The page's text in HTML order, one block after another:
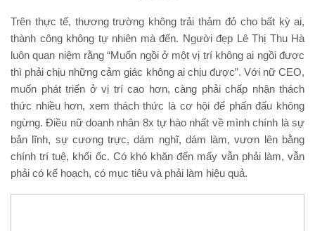
Trên thực tế, thương trường không trải thảm đỏ cho bất kỳ ai,
thành công không tự nhiên mà đến. Người đẹp Lê Thị Thu Hà
luôn quan niệm rằng “Muốn ngồi ở một vị trí không ai ngồi được
thì phải chịu những cảm giác không ai chịu được”. Với nữ CEO,
muốn phát triển ở vị trí cao hơn, càng phải chấp nhận thách
thức nhiều hơn, xem thách thức là cơ hội để phấn đấu không
ngừng. Điều nữ doanh nhân 8x tự hào nhất về mình chính là sự
bản lĩnh, sự cương trực, dám nghĩ, dám làm, vươn lên bằng
chính trí tuệ, khối ốc. Có khó khăn đến mấy vẫn phải làm, vẫn
phải có kế hoạch, có mục tiêu và phải làm hiệu quả.